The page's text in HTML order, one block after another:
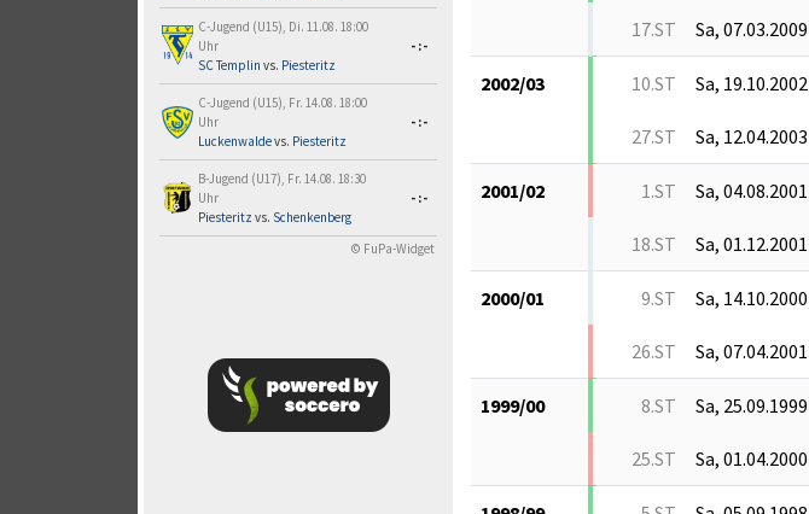
C-Jugend (U15), Di. 11.08. 18:00
Uhr
SC Templin vs. Piesteritz
-:-
C-Jugend (U15), Fr. 14.08. 18:00
Uhr
Luckenwaldevs. Piesteritz
-:-
B-Jugend (U17), Fr. 14.08. 18:30
Uhr
Piesteritz vs. Schenkenberg
-:-
© FuPa-Widget
17.ST Sa, 07.03.2009
2002/03 10.ST Sa, 19.10.2002
27.ST Sa, 12.04.2003
2001/02 1.ST Sa, 04.08.2001
18.ST Sa, 01.12.2001
2000/01 9.ST Sa, 14.10.2000
26.ST Sa, 07.04.2001
1999/00 8.ST Sa, 25.09.1999
25.ST Sa, 01.04.2000